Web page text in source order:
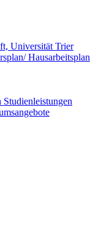
Universität Trier
Hausarbeitsplan